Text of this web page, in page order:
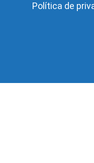
Política de